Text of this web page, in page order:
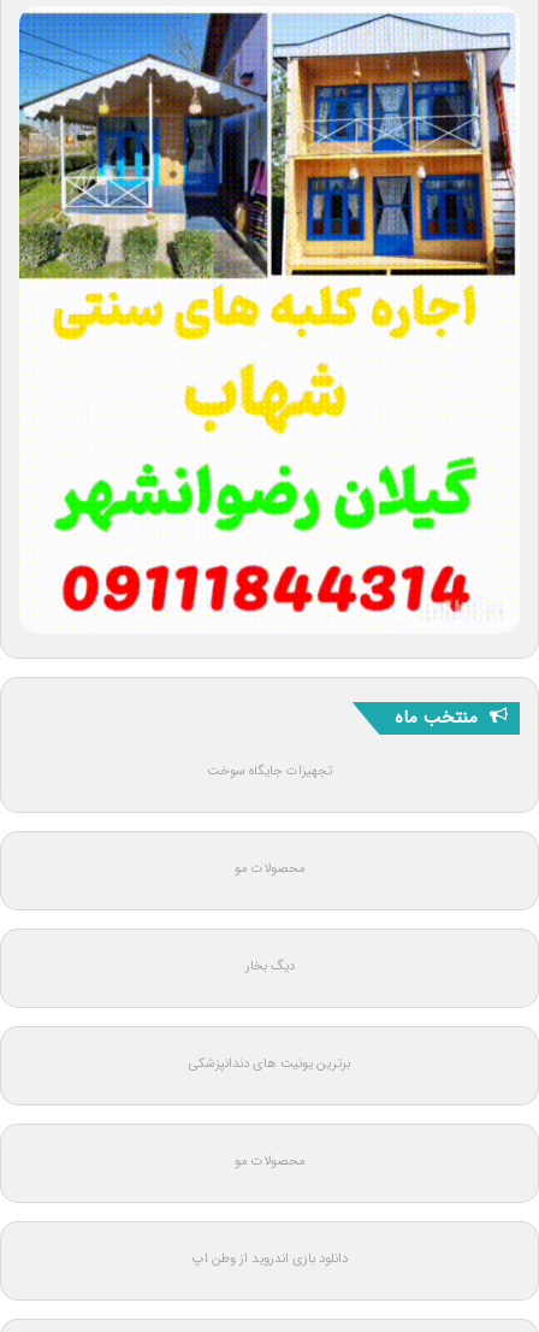
منتخب ماه
تجهیزات جایگاه سوخت
محصولات مو
دیگ بخار
برترین یونیت های دندانپزشکی
محصولات مو
دانلود بازی اندروید از وطن اپ